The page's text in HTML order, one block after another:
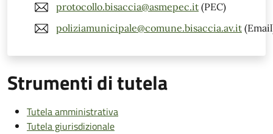
protocollo.bisaccia@asmepec.it (PEC)
poliziamunicipale@comune.bisaccia.av.it
Strumenti di tutela
Tutela amministrativa
Tutela giurisdizionale